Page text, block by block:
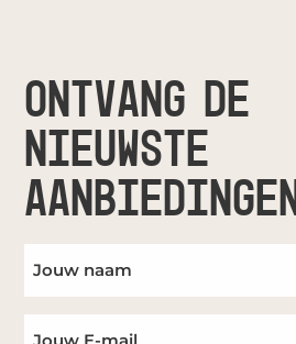
ONTVANG DE
NIEUWSTE
AANBIEDINGEN